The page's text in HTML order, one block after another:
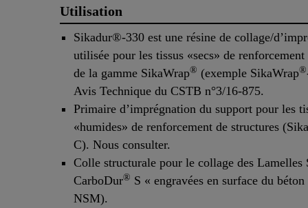
Utilisation
Sikadur®-330 est une résine de collage/
utilisée pour les tissus «secs» de renforcement
de la gamme SikaWrap® (exemple SikaWrap®
Avis Technique du CSTB n°3/16-875.
Primaire d’imprégnation du support pour les
«humides» de renforcement de structures
C). Nous consulter.
Colle structurale pour le collage des
CarboDur® S « engravées en surface du
NSM).